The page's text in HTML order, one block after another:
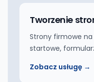
Tworzenie
Strony firmowe na
startowe,
Zobacz usługę →